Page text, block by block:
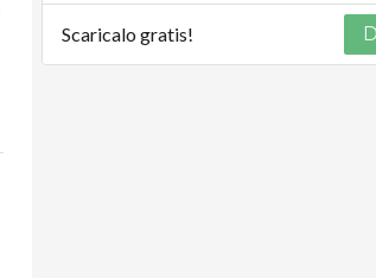
Scaricalo gratis!